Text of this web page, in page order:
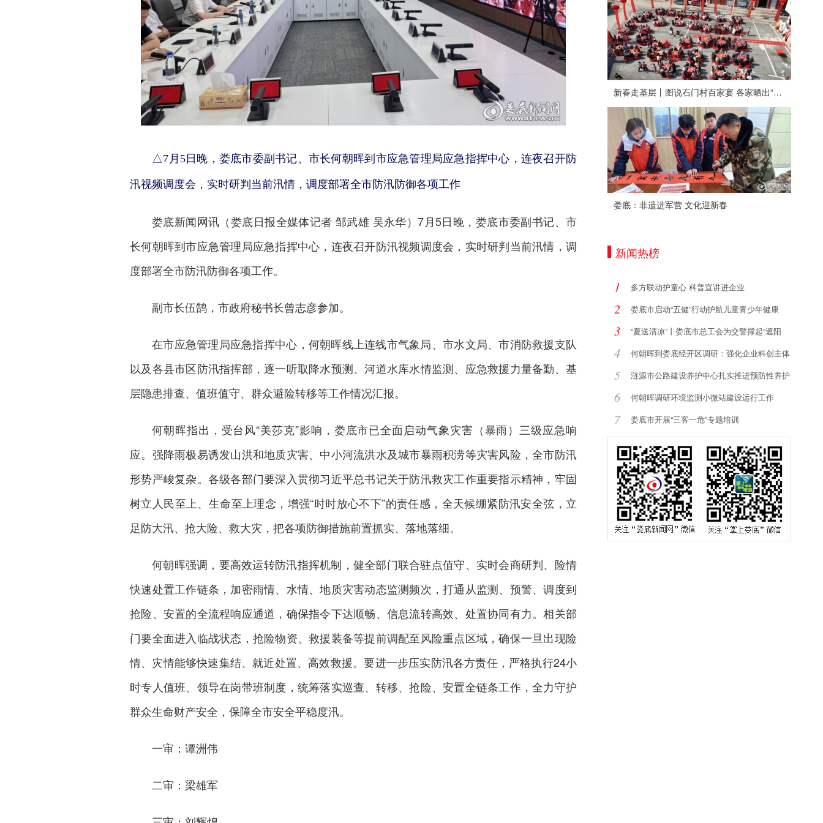
△7月5日晚，娄底市委副书记、市长何朝晖到市应急管理局应急指挥中心，连夜召开防
汛视频调度会，实时研判当前汛情，调度部署全市防汛防御各项工作
娄底新闻网讯（娄底日报全媒体记者 邹武雄 吴永华）7月5日晚，娄底市委副书记、市
长何朝晖到市应急管理局应急指挥中心，连夜召开防汛视频调度会，实时研判当前汛情，调
度部署全市防汛防御各项工作。
副市长伍鹄，市政府秘书长曾志彦参加。
在市应急管理局应急指挥中心，何朝晖线上连线市气象局、市水文局、市消防救援支队
以及各县市区防汛指挥部，逐一听取降水预测、河道水库水情监测、应急救援力量备勤、基
层隐患排查、值班值守、群众避险转移等工作情况汇报。
何朝晖指出，受台风“美莎克”影响，娄底市已全面启动气象灾害（暴雨）三级应急响
应。强降雨极易诱发山洪和地质灾害、中小河流洪水及城市暴雨积涝等灾害风险，全市防汛
形势严峻复杂。各级各部门要深入贯彻习近平总书记关于防汛救灾工作重要指示精神，牢固
树立人民至上、生命至上理念，增强“时时放心不下”的责任感，全天候绷紧防汛安全弦，立
足防大汛、抢大险、救大灾，把各项防御措施前置抓实、落地落细。
何朝晖强调，要高效运转防汛指挥机制，健全部门联合驻点值守、实时会商研判、险情
快速处置工作链条，加密雨情、水情、地质灾害动态监测频次，打通从监测、预警、调度到
抢险、安置的全流程响应通道，确保指令下达顺畅、信息流转高效、处置协同有力。相关部
门要全面进入临战状态，抢险物资、救援装备等提前调配至风险重点区域，确保一旦出现险
情、灾情能够快速集结、就近处置、高效救援。要进一步压实防汛各方责任，严格执行24小
时专人值班、领导在岗带班制度，统筹落实巡查、转移、抢险、安置全链条工作，全力守护
群众生命财产安全，保障全市安全平稳度汛。
一审：谭洲伟
二审：梁雄军
新春走基层丨图说石门村百家宴 各家晒出“拿手菜”
娄底：非遗进军营 文化迎新春
新闻热榜
1 多方联动护童心 科普宣讲进企业
2 娄底市启动“五健”行动护航儿童青少年健康
3 “夏送清凉”丨娄底市总工会为交警撑起“遮阳
4
何朝晖到娄底经开区调研：强化企业科创主体
5
涟源市公路建设养护中心扎实推进预防性养护
6 何朝晖调研环境监测小微站建设运行工作
7 娄底市开展“三客一危”专题培训